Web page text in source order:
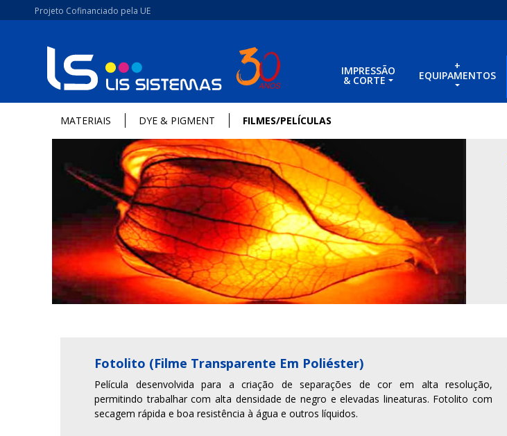
Projeto Cofinanciado pela UE
IMPRESSÃO
& CORTE
+
EQUIPAMENTOS
MATERIAIS DYE & PIGMENT FILMES/PELÍCULAS
Fotolito (Filme Transparente Em Poliéster)
Película desenvolvida para a criação de separações de cor em alta resolução,
permitindo trabalhar com alta densidade de negro e elevadas lineaturas. Fotolito com
secagem rápida e boa resistência à água e outros líquidos.